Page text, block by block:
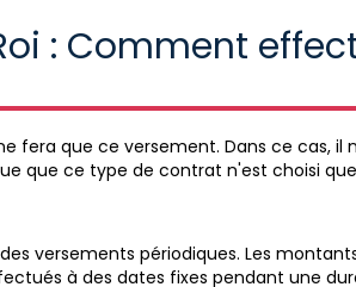
: Comment
fera que ce versement. Dans ce cas, il
que ce type de contrat n'est choisi que
versements périodiques. Les
à des dates fixes pendant une